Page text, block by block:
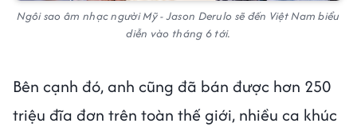
Ngôi sao âm nhạc người Mỹ - Jason Derulo sẽ đến Việt Nam biểu
diễn vào tháng 6 tới.
Bên cạnh đó, anh cũng đã bán được hơn 250
triệu đĩa đơn trên toàn thế giới, nhiều ca khúc